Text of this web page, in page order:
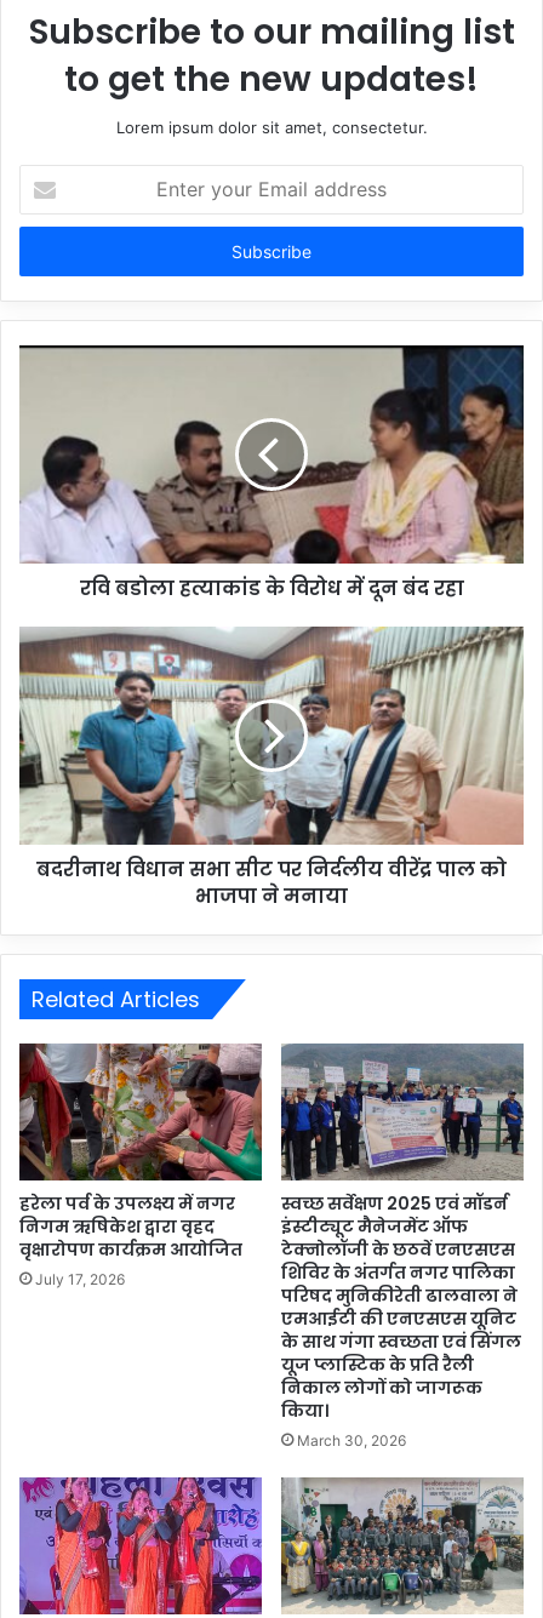
Subscribe to our mailing list
to get the new updates!
Lorem ipsum dolor sit amet, consectetur.
your
Email
रवि बडोला हत्याकांड के विरोध में दून बंद रहा
बदरीनाथ विधान सभा सीट पर निर्दलीय वीरेंद्र पाल को
भाजपा ने मनाया
Related Articles
हरेला पर्व के उपलक्ष्य में नगर
निगम ऋषिकेश द्वारा वृहद
वृक्षारोपण कार्यक्रम आयोजित
July 17, 2026
स्वच्छ सर्वेक्षण 2025 एवं मॉडर्न
इंस्टीट्यूट मैनेजमेंट ऑफ
टेक्नोलॉजी के छठवें एनएसएस
शिविर के अंतर्गत नगर पालिका
परिषद मुनिकीरेती ढालवाला ने
एमआईटी की एनएसएस यूनिट
के साथ गंगा स्वच्छता एवं सिंगल
यूज प्लास्टिक के प्रति रैली
निकाल लोगों को जागरूक
किया।
March 30, 2026